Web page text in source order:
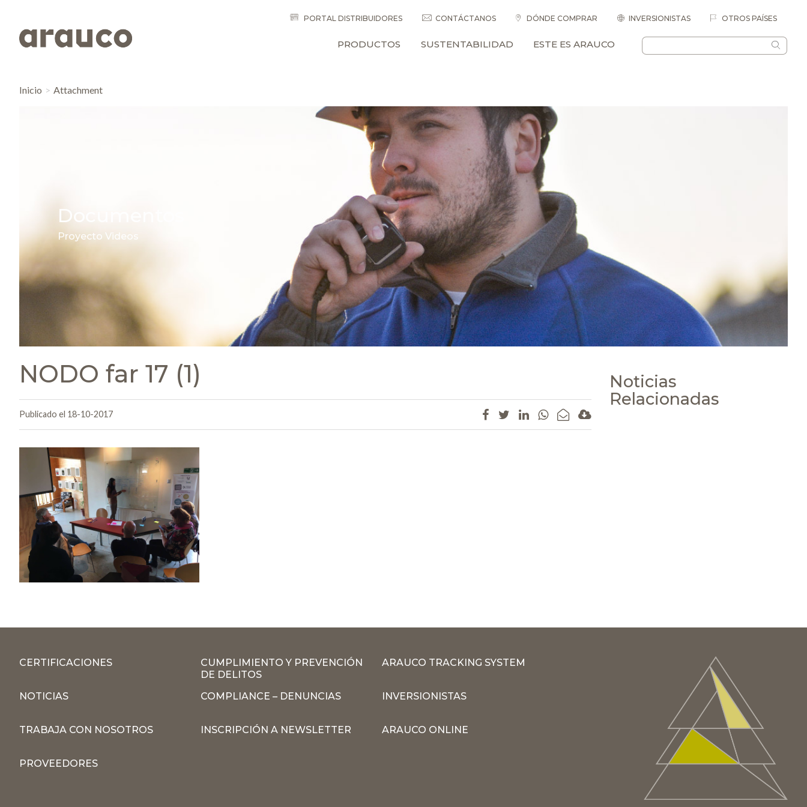
PORTAL DISTRIBUIDORES CONTÁCTANOS DÓNDE COMPRAR INVERSIONISTAS OTROS PAÍSES
PRODUCTOS SUSTENTABILIDAD ESTE ES ARAUCO
Inicio Attachment
Documentos
Proyecto Videos
NODO far 17 (1)
Publicado el 18-10-2017
Noticias
Relacionadas
CERTIFICACIONES
CUMPLIMIENTO Y PREVENCIÓN
DE DELITOS
ARAUCO TRACKING SYSTEM
NOTICIAS COMPLIANCE – DENUNCIAS INVERSIONISTAS
TRABAJA CON NOSOTROS INSCRIPCIÓN A NEWSLETTER ARAUCO ONLINE
PROVEEDORES